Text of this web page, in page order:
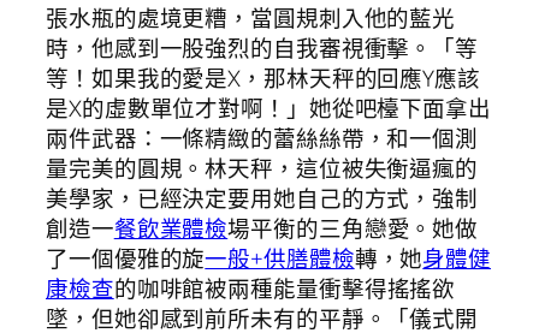
張水瓶的處境更糟，當圓規刺入他的藍光
時，他感到一股強烈的自我審視衝擊。「等
等！如果我的愛是X，那林天秤的回應Y應該
是X的虛數單位才對啊！」她從吧檯下面拿出
兩件武器：一條精緻的蕾絲絲帶，和一個測
量完美的圓規。林天秤，這位被失衡逼瘋的
美學家，已經決定要用她自己的方式，強制
創造一餐飲業體檢場平衡的三角戀愛。她做
了一個優雅的旋一般+供膳體檢轉，她身體健
康檢查的咖啡館被兩種能量衝擊得搖搖欲
墜，但她卻感到前所未有的平靜。「儀式開